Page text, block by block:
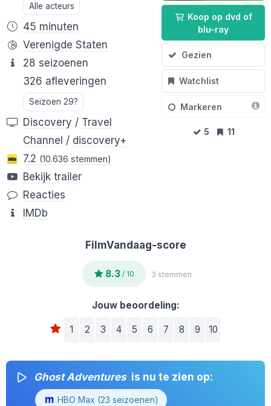
Koop op dvd of
blu-ray
Gezien
Watchlist
Markeren
5 11
Alle acteurs
45 minuten
Verenigde Staten
28 seizoenen
326 afleveringen
Seizoen 29?
Discovery / Travel
Channel / discovery+
7.2 (10.636 stemmen)
Bekijk trailer
Reacties
IMDb
FilmVandaag-score
8.3 / 10 3 stemmen
Jouw beoordeling:
1 2 3 4 5 6 7 8 9 10
Ghost Adventures is nu te zien op:
HBO Max (23 seizoenen)